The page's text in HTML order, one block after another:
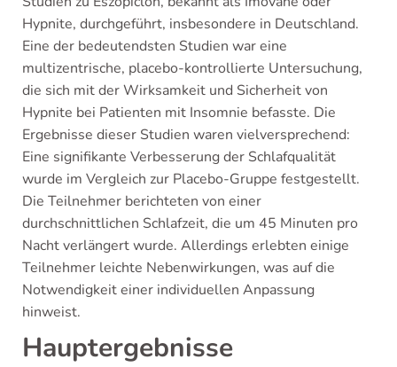
Hypnite, durchgeführt, insbesondere in Deutschland.
Eine der bedeutendsten Studien war eine
multizentrische, placebo-kontrollierte Untersuchung,
die sich mit der Wirksamkeit und Sicherheit von
Hypnite bei Patienten mit Insomnie befasste. Die
Ergebnisse dieser Studien waren vielversprechend:
Eine signifikante Verbesserung der Schlafqualität
wurde im Vergleich zur Placebo-Gruppe festgestellt.
Die Teilnehmer berichteten von einer
durchschnittlichen Schlafzeit, die um 45 Minuten pro
Nacht verlängert wurde. Allerdings erlebten einige
Teilnehmer leichte Nebenwirkungen, was auf die
Notwendigkeit einer individuellen Anpassung
hinweist.
Hauptergebnisse